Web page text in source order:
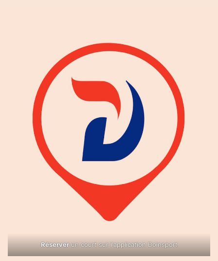
Réserverun court sur l'application Doinsport